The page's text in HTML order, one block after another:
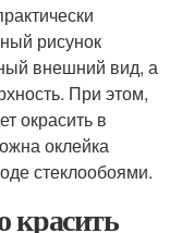
рисунок
внешний вид, а
При этом,
окрасить в
оклейка
стеклообоями.
красить